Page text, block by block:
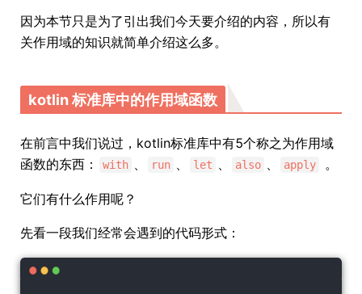
因为本节只是为了引出我们今天要介绍的内容，所以有
关作用域的知识就简单介绍这么多。
kotlin 标准库中的作用域函数
在前言中我们说过，kotlin标准库中有5个称之为作用域
函数的东西：
with 、 run 、 let 、 also 、 apply 。
它们有什么作用呢？
先看一段我们经常会遇到的代码形式：